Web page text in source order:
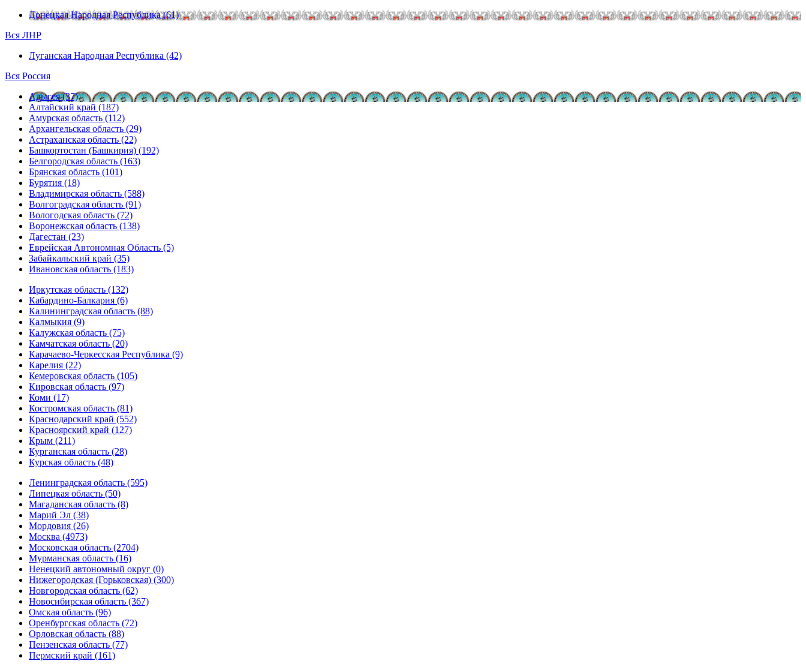
Донецкая Народная Республика (61)
Вся ЛНР
Луганская Народная Республика (42)
Вся Россия
Адыгея (37)
Алтайский край (187)
Амурская область (112)
Архангельская область (29)
Астраханская область (22)
Башкортостан (Башкирия) (192)
Белгородская область (163)
Брянская область (101)
Бурятия (18)
Владимирская область (588)
Волгоградская область (91)
Вологодская область (72)
Воронежская область (138)
Дагестан (23)
Еврейская Автономная Область (5)
Забайкальский край (35)
Ивановская область (183)
Иркутская область (132)
Кабардино-Балкария (6)
Калининградская область (88)
Калмыкия (9)
Калужская область (75)
Камчатская область (20)
Карачаево-Черкесская Республика (9)
Карелия (22)
Кемеровская область (105)
Кировская область (97)
Коми (17)
Костромская область (81)
Краснодарский край (552)
Красноярский край (127)
Крым (211)
Курганская область (28)
Курская область (48)
Ленинградская область (595)
Липецкая область (50)
Магаданская область (8)
Марий Эл (38)
Мордовия (26)
Москва (4973)
Московская область (2704)
Мурманская область (16)
Ненецкий автономный округ (0)
Нижегородская (Горьковская) (300)
Новгородская область (62)
Новосибирская область (367)
Омская область (96)
Оренбургская область (72)
Орловская область (88)
Пензенская область (77)
Пермский край (161)